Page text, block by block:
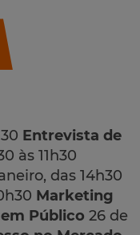
Entrevista de
às 11h30
das 14h30
Marketing
Público 26 de